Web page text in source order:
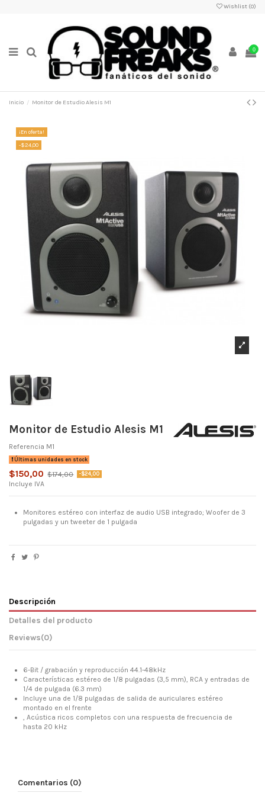
Wishlist (0)
0
Inicio Monitor de Estudio Alesis M1
¡En oferta!
-$24,00
Monitor de Estudio Alesis M1
Referencia M1
Últimas unidades en stock
$150,00 $174,00 -$24,00
Incluye IVA
Monitores estéreo con interfaz de audio USB integrado; Woofer de 3
pulgadas y un tweeter de 1 pulgada
Descripción
Detalles del producto
Reviews(0)
6-Bit / grabación y reproducción 44.1-48kHz
Características estéreo de 1/8 pulgadas (3,5 mm), RCA y entradas de
1/4 de pulgada (6.3 mm)
Incluye una de 1/8 pulgadas de salida de auriculares estéreo
montado en el frente
, Acústica ricos completos con una respuesta de frecuencia de
hasta 20 kHz
Comentarios (0)